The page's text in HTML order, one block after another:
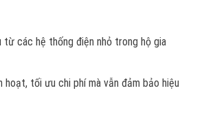
từ các hệ thống điện nhỏ trong hộ gia
hoạt, tối ưu chi phí mà vẫn đảm bảo hiệu